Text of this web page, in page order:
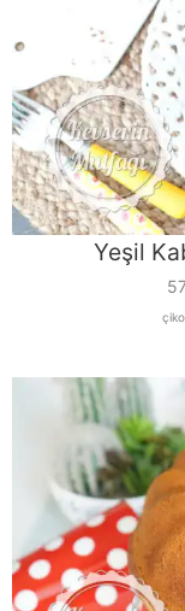
Yeşil